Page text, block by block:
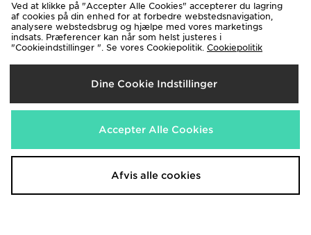
EA7 Emporio Armani Linear Logo
T-Shirt Junior
Før450.00 kr.
EA7 Emporio Armani Overhead
Centre Logo Tracksuit
Før1,500.00 kr.
Ved at klikke på "Accepter Alle Cookies" accepterer du lagring
af cookies på din enhed for at forbedre webstedsnavigation,
analysere webstedsbrug og hjælpe med vores marketings
indsats. Præferencer kan når som helst justeres i
"Cookieindstillinger ". Se vores Cookiepolitik. Cookiepolitik
Dine Cookie Indstillinger
Accepter Alle Cookies
Afvis alle cookies